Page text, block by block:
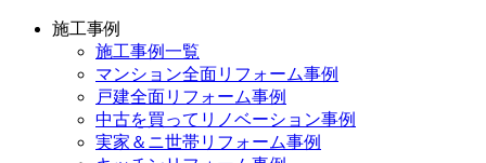
施工事例
施工事例一覧
マンション全面リフォーム事例
戸建全面リフォーム事例
中古を買ってリノベーション事例
実家＆ニ世帯リフォーム事例